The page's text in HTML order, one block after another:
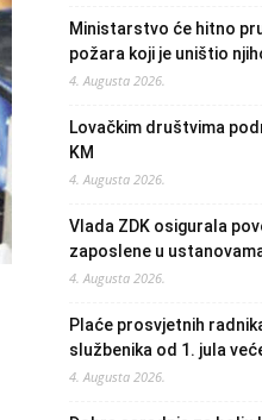
Ministarstvo će hitno
požara koji je uništio
4. Augusta 2026.
Lovačkim društvima
KM
4. Augusta 2026.
Vlada ZDK osigurala
zaposlene u
4. Augusta 2026.
Plaće prosvjetnih
službenika od 1. jula
4. Augusta 2026.